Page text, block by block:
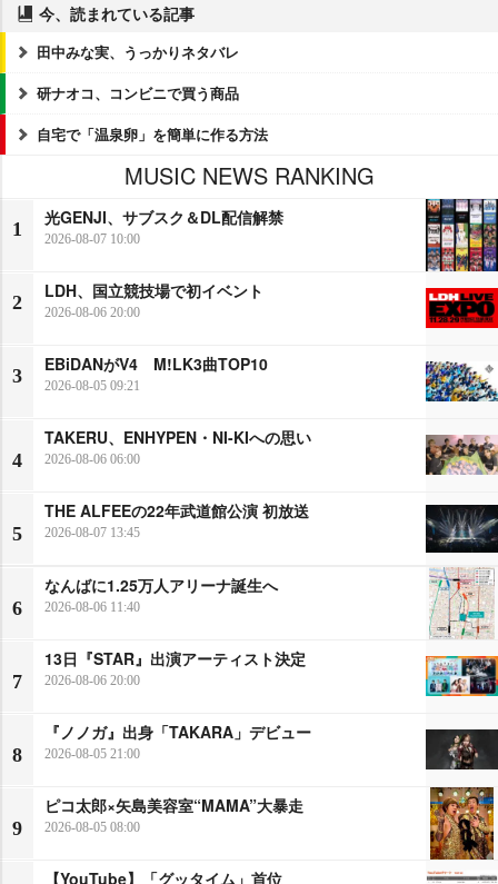
今、読まれている記事
田中みな実、うっかりネタバレ
研ナオコ、コンビニで買う商品
自宅で「温泉卵」を簡単に作る方法
MUSIC NEWS RANKING
1
光GENJI、サブスク＆DL配信解禁
2026-08-07 10:00
2
LDH、国立競技場で初イベント
2026-08-06 20:00
3
EBiDANがV4 M!LK3曲TOP10
2026-08-05 09:21
4
TAKERU、ENHYPEN・NI-KIへの思い
2026-08-06 06:00
5
THE ALFEEの22年武道館公演 初放送
2026-08-07 13:45
6
なんばに1.25万人アリーナ誕生へ
2026-08-06 11:40
7
13日『STAR』出演アーティスト決定
2026-08-06 20:00
8
『ノノガ』出身「TAKARA」デビュー
2026-08-05 21:00
9
ピコ太郎×矢島美容室“MAMA”大暴走
2026-08-05 08:00
【YouTube】「グッタイム」首位